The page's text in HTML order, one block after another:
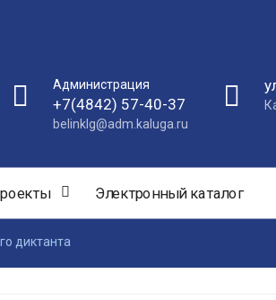
Администрация
+7(4842) 57-40-37
belinklg@adm.kaluga.ru
Электронный каталог
диктанта